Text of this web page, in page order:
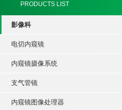
PRODUCTS LIST
影像科
电切内窥镜
内窥镜摄像系统
支气管镜
内窥镜图像处理器